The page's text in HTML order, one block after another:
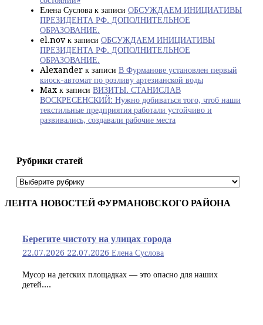
Елена Суслова к записи ОБСУЖДАЕМ ИНИЦИАТИВЫ
ПРЕЗИДЕНТА РФ. ДОПОЛНИТЕЛЬНОЕ
ОБРАЗОВАНИЕ.
el.nov к записи ОБСУЖДАЕМ ИНИЦИАТИВЫ
ПРЕЗИДЕНТА РФ. ДОПОЛНИТЕЛЬНОЕ
ОБРАЗОВАНИЕ.
Alexander к записи В Фурманове установлен первый
киоск-автомат по розливу артезианской воды
Max к записи ВИЗИТЫ. СТАНИСЛАВ
ВОСКРЕСЕНСКИЙ: Нужно добиваться того, чтоб наши
текстильные предприятия работали устойчиво и
развивались, создавали рабочие места
Рубрики статей
Рубрики
статей
ЛЕНТА НОВОСТЕЙ ФУРМАНОВСКОГО РАЙОНА
Берегите чистоту на улицах города
22.07.2026 22.07.2026 Елена Суслова
Мусор на детских площадках — это опасно для наших
детей....